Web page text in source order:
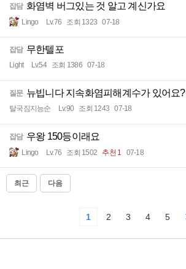
잡담 화염벽 버그있는 것 알고 계신가요
Lingo Lv.76 조회 1323 07-18
잡담 무한텔포
Light Lv.54 조회 1386 07-18
질문 뉴빕니다 지속화염피해계수가 있어요?
탈국짐지능순 Lv.90 조회 1243 07-18
잡담 우왕 150등이래요
Lingo Lv.76 조회 1502 추천 1 07-18
최근 다음
1 2 3 4 5